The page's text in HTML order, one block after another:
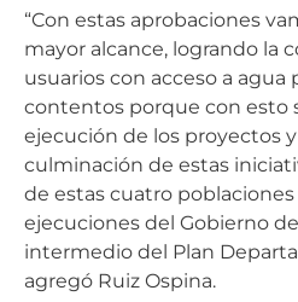
“Con estas aprobaciones
mayor alcance, logrando la
usuarios con acceso a
contentos porque con esto
ejecución de los proyectos
culminación de estas
de estas cuatro poblaciones
ejecuciones del Gobierno
intermedio del Plan
agregó Ruiz Ospina.